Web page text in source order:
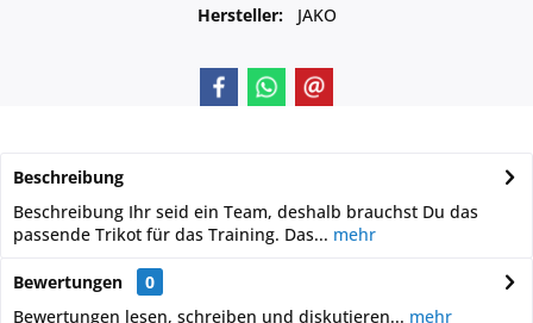
Hersteller:
JAKO
Beschreibung
Beschreibung Ihr seid ein Team, deshalb brauchst Du das
passende Trikot für das Training. Das... mehr
Bewertungen
0
Bewertungen lesen, schreiben und diskutieren... mehr